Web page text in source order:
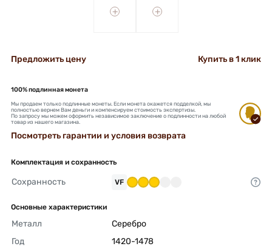
+ +
Предложить цену Купить в 1 клик
100% подлинная монета
Мы продаем только подлинные монеты. Если монета окажется подделкой, мы
полностью вернем Вам деньги и компенсируем стоимость экспертизы.
По запросу мы можем оформить независимое заключение о подлинности на любой
товар из нашего магазина.
Посмотреть гарантии и условия возврата
Комплектация и сохранность
Сохранность VF
Основные характеристики
Металл
Серебро
Год
1420-1478